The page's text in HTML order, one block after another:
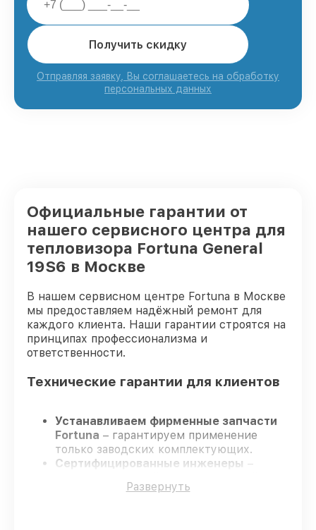
Получить скидку
Отправляя заявку, Вы соглашаетесь на обработку
персональных данных
Официальные гарантии от
нашего сервисного центра для
тепловизора Fortuna General
19S6 в Москве
В нашем сервисном центре Fortuna в Москве
мы предоставляем надёжный ремонт для
каждого клиента. Наши гарантии строятся на
принципах профессионализма и
ответственности.
Технические гарантии для клиентов
Устанавливаем фирменные запчасти
Fortuna – гарантируем применение
только заводских комплектующих.
Сертифицированные инженеры –
навыков, что гарантирует качество
Развернуть